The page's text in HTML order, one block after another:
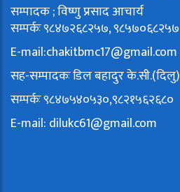
सम्पादक ; विष्णु प्रसाद आचार्य
सम्पर्कः ९८४७२६८२५७, ९८५७०६८२५७
E-mail:chakitbmc17@gmail.com
सह-सम्पादकः डिल बहादुर के.सी.(दिलु)
सम्पर्कः ९८४७५४०५३०,९८२१५६२६८०
E-mail: dilukc61@gmail.com